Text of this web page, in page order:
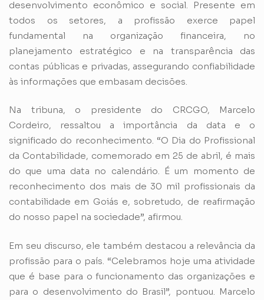
desenvolvimento econômico e social. Presente em
todos os setores, a profissão exerce papel
fundamental na organização financeira, no
planejamento estratégico e na transparência das
contas públicas e privadas, assegurando confiabilidade
às informações que embasam decisões.
Na tribuna, o presidente do CRCGO, Marcelo
Cordeiro, ressaltou a importância da data e o
significado do reconhecimento. “O Dia do Profissional
da Contabilidade, comemorado em 25 de abril, é mais
do que uma data no calendário. É um momento de
reconhecimento dos mais de 30 mil profissionais da
contabilidade em Goiás e, sobretudo, de reafirmação
do nosso papel na sociedade”, afirmou.
Em seu discurso, ele também destacou a relevância da
profissão para o país. “Celebramos hoje uma atividade
que é base para o funcionamento das organizações e
para o desenvolvimento do Brasil”, pontuou. Marcelo